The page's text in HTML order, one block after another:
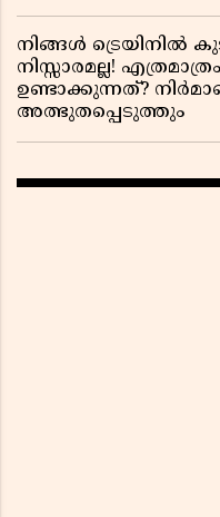
നിങ്ങൾ ട്രെയിനിൽ
നിസ്സാരമല്ല!
ഉണ്ടാക്കുന്നത്?
അത്ഭുതപ്പെടുത്തും